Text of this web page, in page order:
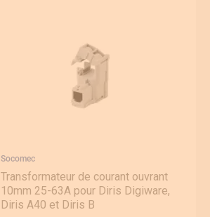
Socomec
Transformateur de courant ouvrant
10mm 25-63A pour Diris Digiware,
Diris A40 et Diris B